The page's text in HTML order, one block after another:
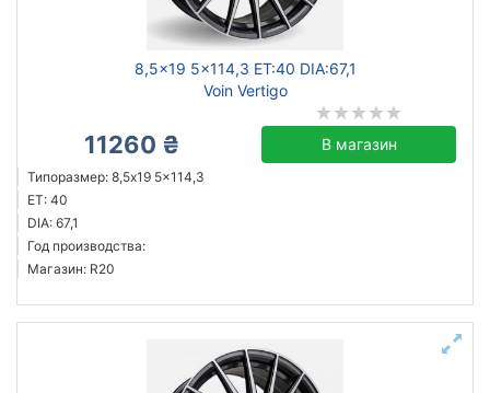
8,5x19 5x114,3 ET:40 DIA:67,1
Voin Vertigo
11260 ₴ В магазин
Типоразмер: 8,5x19 5x114,3
ET: 40
DIA: 67,1
Год производства:
Магазин: R20